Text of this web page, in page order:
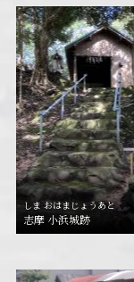
しま おはまじょうあと
志摩 小浜城跡